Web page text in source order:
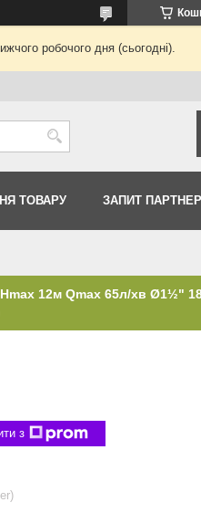
робочого дня (сьогодні).
ТОВАРУ ЗАПИТ
12м Qmax 65л/хв Ø1½"
з